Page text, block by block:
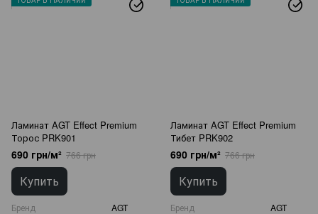
Ламинат AGT Effect Premium
Торос PRK901
690 грн/м² 766 грн
Купить
Бренд
AGT
Ламинат AGT Effect Premium
Тибет PRK902
690 грн/м² 766 грн
Купить
Бренд
AGT